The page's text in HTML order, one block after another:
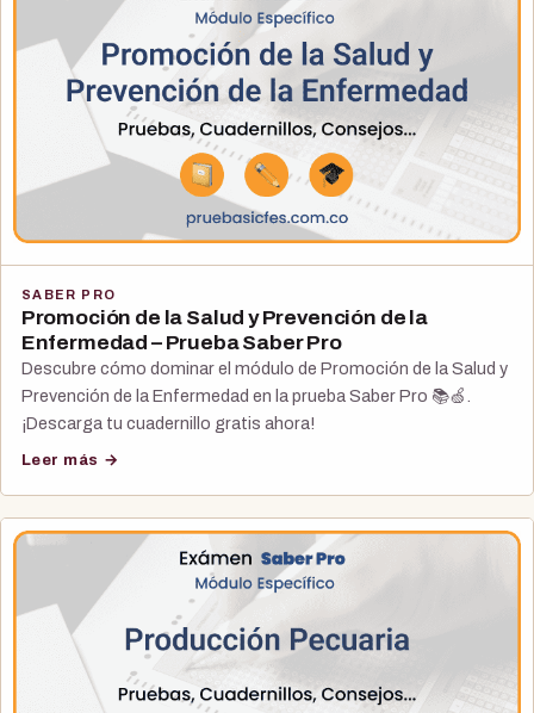
SABER PRO
Promoción de la Salud y Prevención de la
Enfermedad – Prueba Saber Pro
Descubre cómo dominar el módulo de Promoción de la Salud y
Prevención de la Enfermedad en la prueba Saber Pro 📚🍏.
¡Descarga tu cuadernillo gratis ahora!
Leer más →